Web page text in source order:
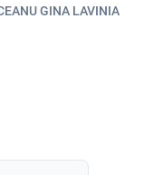
GINA LAVINIA